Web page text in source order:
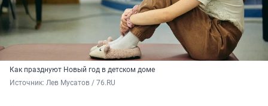
Как празднуют Новый год в детском доме
Источник: Лев Мусатов / 76.RU